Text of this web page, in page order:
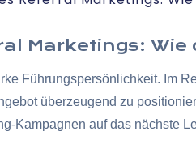
Marketings:
Führungspersönlichkeit. Im
überzeugend zu
Kampagnen auf das nächste